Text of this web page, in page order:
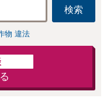
検索
物 違法